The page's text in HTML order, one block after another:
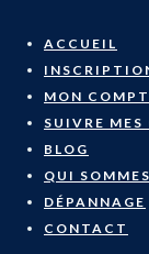
content
ACCUEIL
MON
SUIVRE MES
BLOG
QUI
DÉPANNAGE
CONTACT